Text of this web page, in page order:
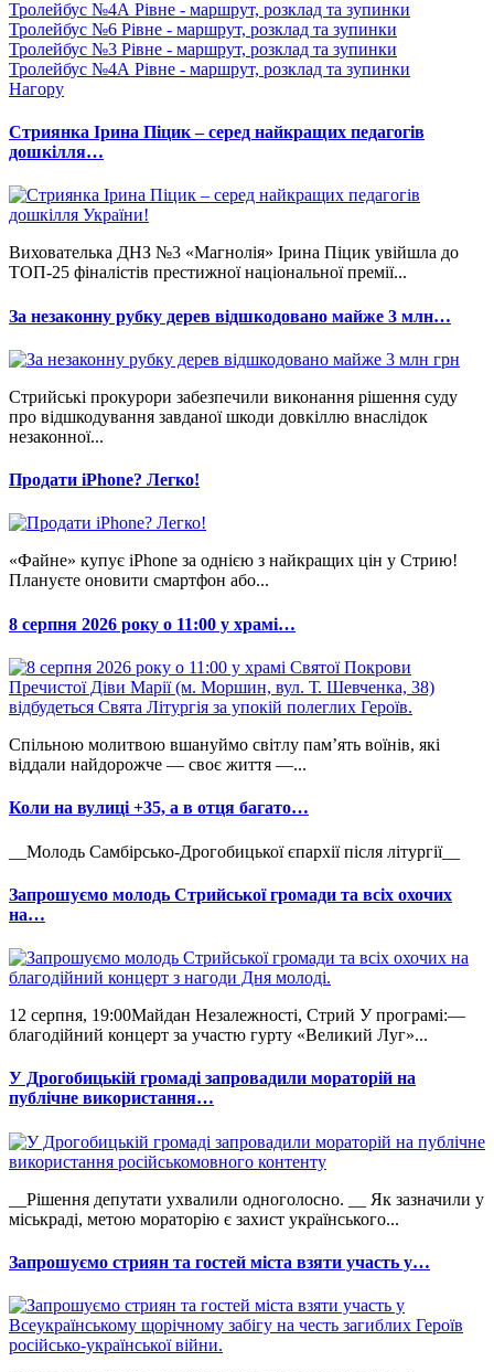
Тролейбус №4А Рівне - маршрут, розклад та зупинки
Тролейбус №6 Рівне - маршрут, розклад та зупинки
Тролейбус №3 Рівне - маршрут, розклад та зупинки
Тролейбус №4А Рівне - маршрут, розклад та зупинки
Нагору
Стриянка Ірина Піцик – серед найкращих педагогів
дошкілля…
Вихователька ДНЗ №3 «Магнолія» Ірина Піцик увійшла до
ТОП-25 фіналістів престижної національної премії...
За незаконну рубку дерев відшкодовано майже 3 млн…
Стрийські прокурори забезпечили виконання рішення суду
про відшкодування завданої шкоди довкіллю внаслідок
незаконної...
Продати iPhone? Легко!
«Файне» купує iPhone за однією з найкращих цін у Стрию!
Плануєте оновити смартфон або...
8 серпня 2026 року о 11:00 у храмі…
Спільною молитвою вшануймо світлу пам’ять воїнів, які
віддали найдорожче — своє життя —...
Коли на вулиці +35, а в отця багато…
__Молодь Самбірсько-Дрогобицької єпархії після літургії__
Запрошуємо молодь Стрийської громади та всіх охочих
на…
12 серпня, 19:00Майдан Незалежності, Стрий У програмі:—
благодійний концерт за участю гурту «Великий Луг»...
У Дрогобицькій громаді запровадили мораторій на
публічне використання…
__Рішення депутати ухвалили одноголосно. __ Як зазначили у
міськраді, метою мораторію є захист українського...
Запрошуємо стриян та гостей міста взяти участь у…